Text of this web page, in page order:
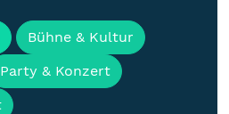
für
Spreewald
Bühne & Kultur
Party & Konzert